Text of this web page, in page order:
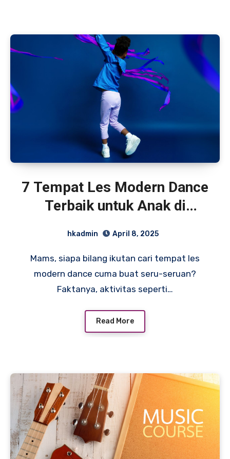
7 Tempat Les Modern Dance
Terbaik untuk Anak di
hkadmin April 8, 2025
Mams, siapa bilang ikutan cari tempat les
modern dance cuma buat seru-seruan?
Faktanya, aktivitas seperti…
Read More